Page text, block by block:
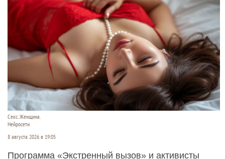
Секс. Женщина.
Нейросети
8 августа 2026 в 19:05
Программа «Экстренный вызов» и активисты